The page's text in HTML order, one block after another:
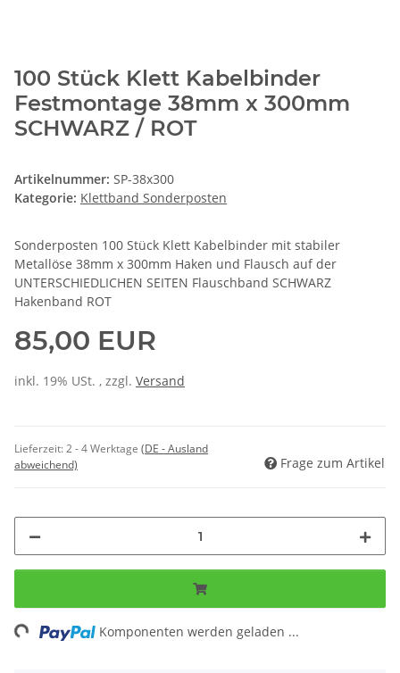
100 Stück Klett Kabelbinder
Festmontage 38mm x 300mm
SCHWARZ / ROT
Artikelnummer: SP-38x300
Kategorie: Klettband Sonderposten
Sonderposten 100 Stück Klett Kabelbinder mit stabiler
Metallöse 38mm x 300mm Haken und Flausch auf der
UNTERSCHIEDLICHEN SEITEN Flauschband SCHWARZ
Hakenband ROT
85,00 EUR
inkl. 19% USt. , zzgl. Versand
Lieferzeit:2 - 4 Werktage (DE - Ausland
abweichend)
Frage zum Artikel
Komponenten werden geladen ...